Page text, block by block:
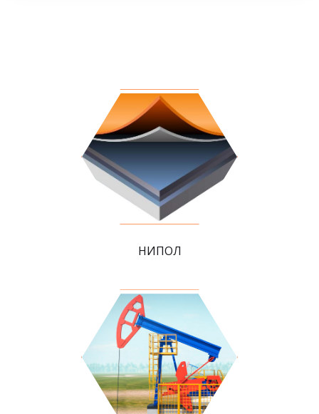
НИПОЛ